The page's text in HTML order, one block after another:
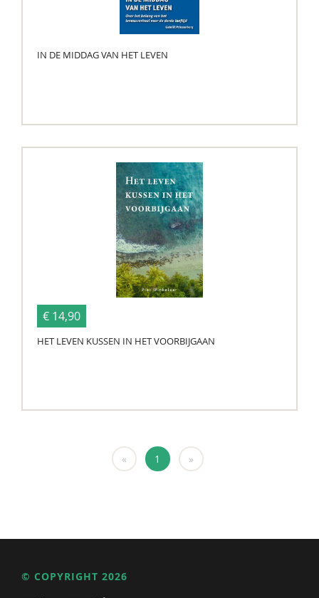
IN DE MIDDAG VAN HET LEVEN
€ 14,90
HET LEVEN KUSSEN IN HET VOORBIJGAAN
« 1 »
© COPYRIGHT 2026